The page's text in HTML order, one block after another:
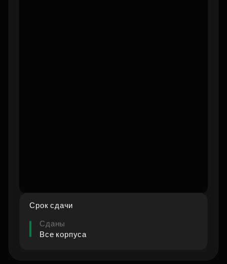
Видео о проекте
Срок сдачи
Сданы
Все корпуса